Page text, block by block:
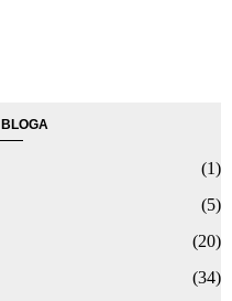
(1)
(5)
(20)
(34)